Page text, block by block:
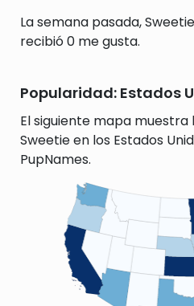
La semana pasada,
recibió 0 me gusta.
Popularidad: Estados
El siguiente mapa
Sweetie en los Estados
PupNames.